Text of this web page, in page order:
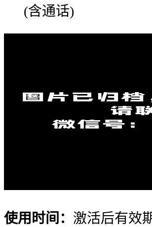
(含通话)
使用时间： 激活后有效